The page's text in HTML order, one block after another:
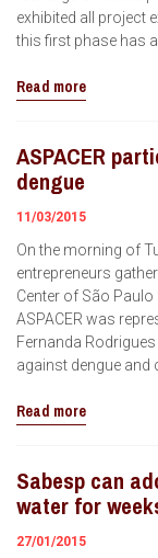
exhibited all project
this first phase has
Read more
ASPACER
dengue
11/03/2015
On the morning of
entrepreneurs
Center of São
ASPACER was
Fernanda
against dengue
Read more
Sabesp can
water for
27/01/2015